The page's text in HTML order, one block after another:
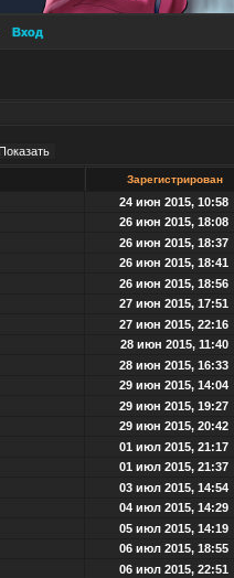
Вход
Зарегистрирован
24 июн 2015, 10:58
26 июн 2015, 18:08
26 июн 2015, 18:37
26 июн 2015, 18:41
26 июн 2015, 18:56
27 июн 2015, 17:51
27 июн 2015, 22:16
28 июн 2015, 11:40
28 июн 2015, 16:33
29 июн 2015, 14:04
29 июн 2015, 19:27
29 июн 2015, 20:42
01 июл 2015, 21:17
01 июл 2015, 21:37
03 июл 2015, 14:54
04 июл 2015, 14:29
05 июл 2015, 14:19
06 июл 2015, 18:55
06 июл 2015, 22:51